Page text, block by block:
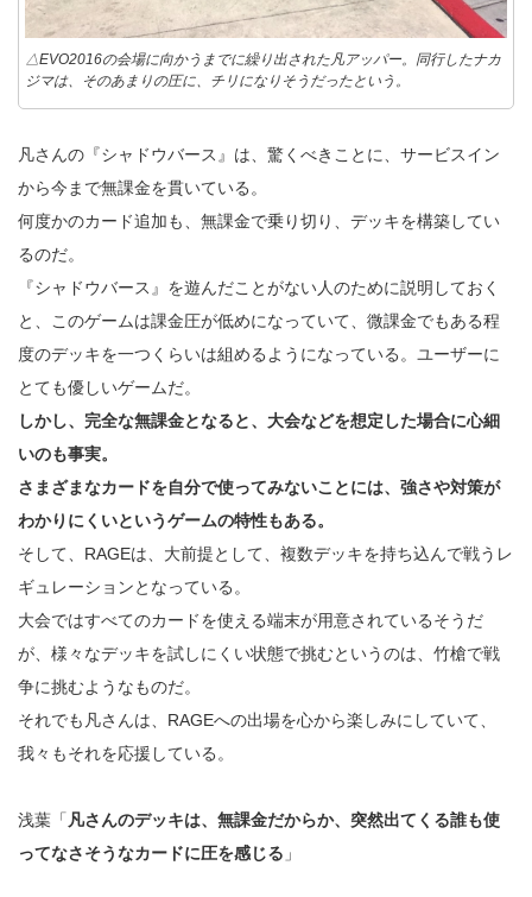
△EVO2016の会場に向かうまでに繰り出された凡アッパー。同行したナカ
ジマは、そのあまりの圧に、チリになりそうだったという。
凡さんの『シャドウバース』は、驚くべきことに、サービスイン
から今まで無課金を貫いている。
何度かのカード追加も、無課金で乗り切り、デッキを構築してい
るのだ。
『シャドウバース』を遊んだことがない人のために説明しておく
と、このゲームは課金圧が低めになっていて、微課金でもある程
度のデッキを一つくらいは組めるようになっている。ユーザーに
とても優しいゲームだ。
しかし、完全な無課金となると、大会などを想定した場合に心細
いのも事実。
さまざまなカードを自分で使ってみないことには、強さや対策が
わかりにくいというゲームの特性もある。
そして、RAGEは、大前提として、複数デッキを持ち込んで戦うレ
ギュレーションとなっている。
大会ではすべてのカードを使える端末が用意されているそうだ
が、様々なデッキを試しにくい状態で挑むというのは、竹槍で戦
争に挑むようなものだ。
それでも凡さんは、RAGEへの出場を心から楽しみにしていて、
我々もそれを応援している。
浅葉「凡さんのデッキは、無課金だからか、突然出てくる誰も使
ってなさそうなカードに圧を感じる 」